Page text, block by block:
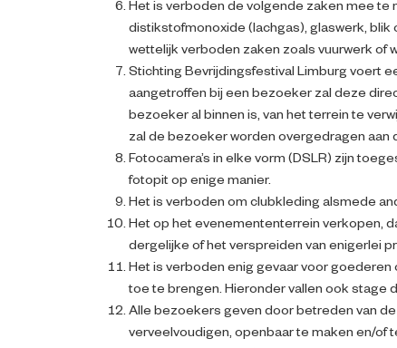
Het is verboden de volgende zaken mee te
distikstofmonoxide (lachgas), glaswerk, blik
wettelijk verboden zaken zoals vuurwerk of
Stichting Bevrijdingsfestival Limburg voert
aangetroffen bij een bezoeker zal deze
bezoeker al binnen is, van het terrein te
zal de bezoeker worden overgedragen aan
Fotocamera’s in elke vorm (DSLR) zijn
fotopit op enige manier.
Het is verboden om clubkleding alsmede
Het op het evenemententerrein verkopen,
dergelijke of het verspreiden van enigerlei
Het is verboden enig gevaar voor goederen
toe te brengen. Hieronder vallen ook stage
Alle bezoekers geven door betreden van
verveelvoudigen, openbaar te maken en/of